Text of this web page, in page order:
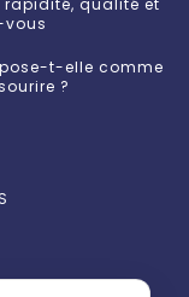
rapidité, qualité et
t-elle comme
?